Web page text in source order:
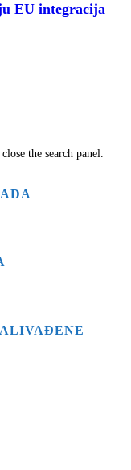
EU integracija
the search panel.